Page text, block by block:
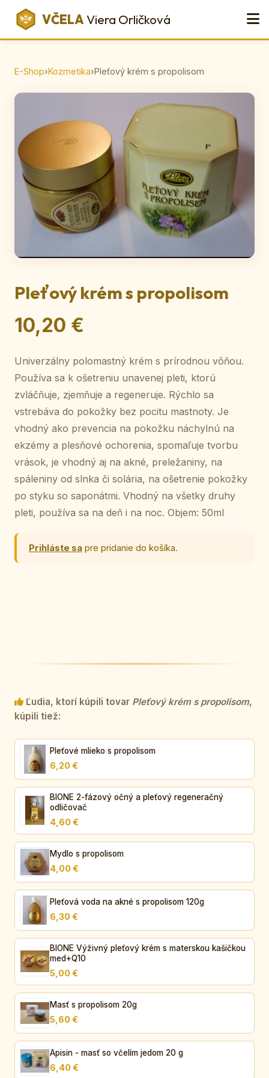
VČELAViera Orličková
E-Shop›Kozmetika›Pleťový krém s propolisom
Pleťový krém s propolisom
10,20 €
Univerzálny polomastný krém s prírodnou vôňou.
Používa sa k ošetreniu unavenej pleti, ktorú
zvláčňuje, zjemňuje a regeneruje. Rýchlo sa
vstrebáva do pokožky bez pocitu mastnoty. Je
vhodný ako prevencia na pokožku náchylnú na
ekzémy a plesňové ochorenia, spomaľuje tvorbu
vrások, je vhodný aj na akné, preležaniny, na
spáleniny od slnka či solária, na ošetrenie pokožky
po styku so saponátmi. Vhodný na všetky druhy
pleti, používa sa na deň i na noc. Objem: 50ml
Prihláste sa pre pridanie do košíka.
Ľudia, ktorí kúpili tovar Pleťový krém s propolisom,
kúpili tiež:
Pleťové mlieko s propolisom
6,20 €
BIONE 2-fázový očný a pleťový regeneračný
odličovač
4,60 €
Mydlo s propolisom
4,00 €
Pleťová voda na akné s propolisom 120g
6,30 €
BIONE Výživný pleťový krém s materskou kašičkou
med+Q10
5,00 €
Masť s propolisom 20g
5,60 €
Apisin - masť so včelím jedom 20 g
6,40 €